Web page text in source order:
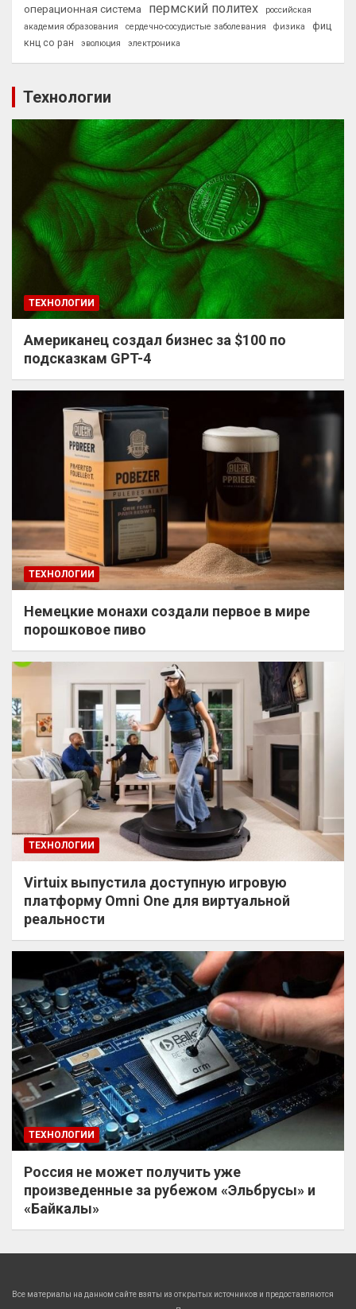
операционная система пермский политех
российская
академия образования
сердечно-сосудистые заболевания физика
фиц
кнц со ран
эволюция электроника
Технологии
ТЕХНОЛОГИИ
Американец создал бизнес за $100 по
подсказкам GPT-4
ТЕХНОЛОГИИ
Немецкие монахи создали первое в мире
порошковое пиво
ТЕХНОЛОГИИ
Virtuix выпустила доступную игровую
платформу Omni One для виртуальной
реальности
ТЕХНОЛОГИИ
Россия не может получить уже
произведенные за рубежом «Эльбрусы» и
«Байкалы»
Все материалы на данном сайте взяты из открытых источников и предоставляются